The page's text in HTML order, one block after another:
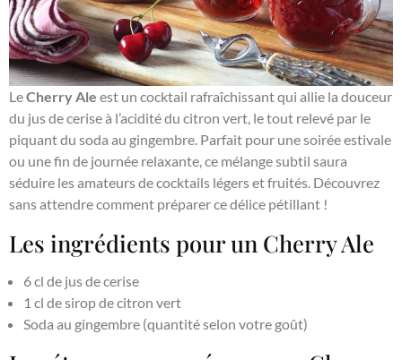
LeCherry Ale est un cocktail rafraîchissant qui allie la douceur
du jus de cerise à l’acidité du citron vert, le tout relevé par le
piquant du soda au gingembre. Parfait pour une soirée estivale
ou une fin de journée relaxante, ce mélange subtil saura
séduire les amateurs de cocktails légers et fruités. Découvrez
sans attendre comment préparer ce délice pétillant !
Les ingrédients pour un Cherry Ale
6 cl de jus de cerise
1 cl de sirop de citron vert
Soda au gingembre (quantité selon votre goût)